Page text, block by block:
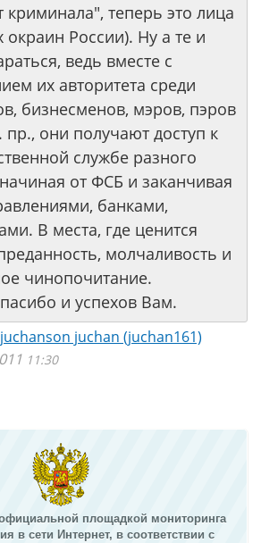
криминала", теперь это лица
России). Ну а те и
ведь вместе с
их авторитета среди
бизнесменов, мэров, пэров
пр., они получают доступ к
службе разного
от ФСБ и заканчивая
банками,
В места, где ценится
молчаливость и
чинопочитание.
и успехов Вам.
juchanson juchan (juchan161)
11:30
площадкой мониторинга
в сети Интернет, в соответствии с